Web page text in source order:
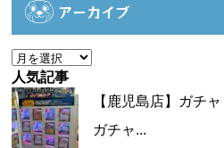
アーカイブ
ア
ー
カ
イ
ブ
人気記事
【鹿児島店】ガチ
ガチャ...